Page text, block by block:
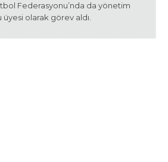
Federasyonu’nda da yönetim
üyesi olarak görev aldı.